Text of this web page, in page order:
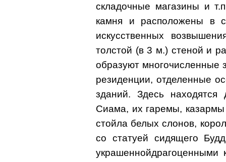
складочные магазины и
камня и расположены в
искусственных
толстой (в 3 м.) стеной и
образуют многочисленные
резиденции, отделенные
зданий. Здесь находятся
Сиама, их гаремы, казармы
стойла белых слонов,
со статуей сидящего
украшеннойдрагоценными